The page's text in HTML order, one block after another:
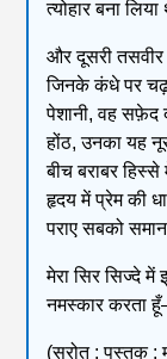
त्योहार बना
और दूसरी
जिनके कंधे पर
पेशानी, वह सफ़ेद
होंठ, उनका यह
बीच बराबर
हृदय में प्रेम की
पराए सबको
मेरा सिर सिज्दे
नमस्कार करता
(स्रोत : पुस्तक :